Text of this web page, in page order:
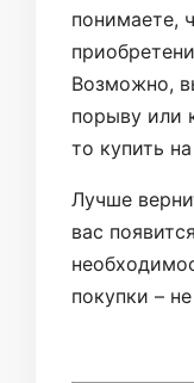
понимаете,
Возможно,
порыву или
то купить
Лучше
вас
покупки –